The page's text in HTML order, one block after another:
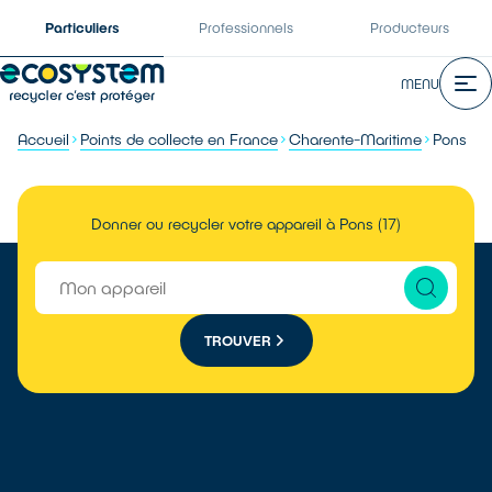
Particuliers Professionnels Producteurs
MENU
Accueil Points de collecte en France Charente-Maritime Pons
Donner ou recycler votre appareil à Pons (17)
TROUVER